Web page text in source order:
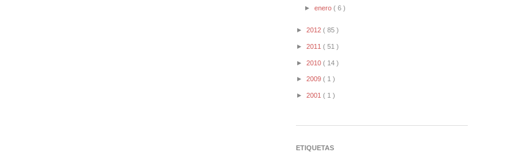
►enero( 6 )
► 2012 ( 85 )
► 2011 ( 51 )
► 2010 ( 14 )
► 2009 ( 1 )
► 2001 ( 1 )
ETIQUETAS